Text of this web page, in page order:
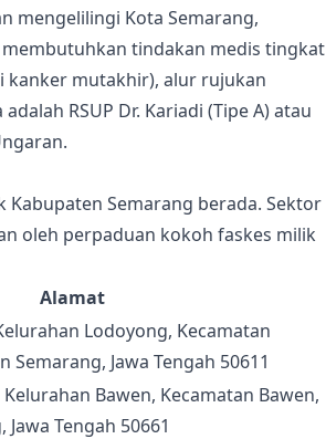
mengelilingi Kota Semarang,
tindakan medis tingkat
kanker mutakhir), alur rujukan
RSUP Dr. Kariadi (Tipe A) atau
Kabupaten Semarang berada. Sektor
oleh perpaduan kokoh faskes milik
Alamat
Lodoyong, Kecamatan
Semarang, Jawa Tengah 50611
Bawen, Kecamatan Bawen,
Tengah 50661